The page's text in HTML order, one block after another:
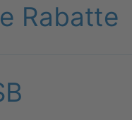
Rabatte